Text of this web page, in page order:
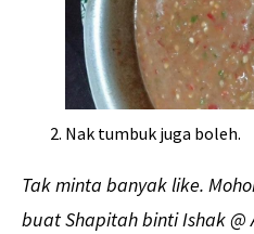
Nak tumbuk juga boleh.
Tak minta banyak like.
buat Shapitah binti Ishak @